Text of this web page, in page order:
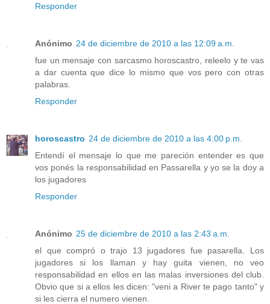
Responder
Anónimo 24 de diciembre de 2010 a las 12:09 a.m.
fue un mensaje con sarcasmo horoscastro, releelo y te vas
a dar cuenta que dice lo mismo que vos pero con otras
palabras.
Responder
horoscastro 24 de diciembre de 2010 a las 4:00 p.m.
Entendí el mensaje lo que me pareción entender es que
vos ponés la responsabilidad en Passarella y yo se la doy a
los jugadores
Responder
Anónimo 25 de diciembre de 2010 a las 2:43 a.m.
el que compró o trajo 13 jugadores fue pasarella. Los
jugadores si los llaman y hay guita vienen, no veo
responsabilidad en ellos en las malas inversiones del club.
Obvio que si a ellos les dicen: "veni a River te pago tanto" y
si les cierra el numero vienen.